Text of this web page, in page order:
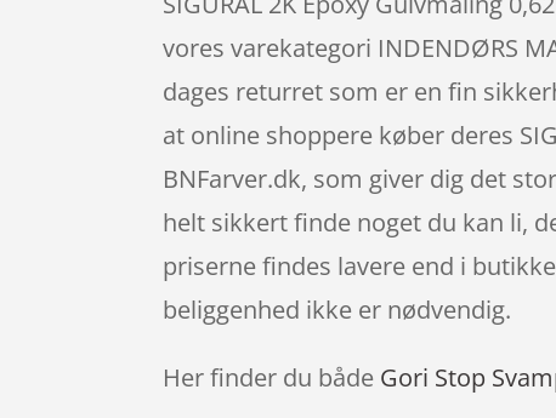
vores varekategori INDENDØRS
dages returret som er en fin
at online shoppere køber deres
BNFarver.dk, som giver dig det
helt sikkert finde noget du kan li,
priserne findes lavere end i
beliggenhed ikke er nødvendig.
Her finder du både Gori Stop